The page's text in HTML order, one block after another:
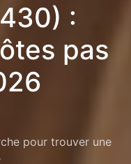
:
pas
pour trouver une